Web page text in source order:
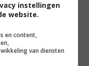
instellingen
website.
en content,
van diensten